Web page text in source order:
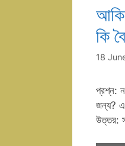
কি
18
প্রশ্ন:
জন্য?
উত্তর: